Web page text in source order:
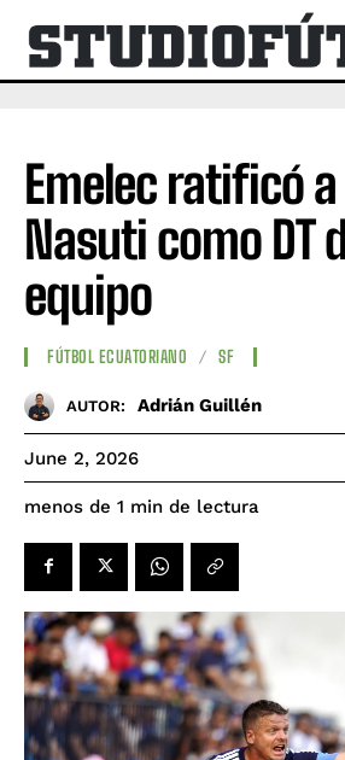
Emelec ratificó
Nasuti como DT
equipo
FÚTBOL ECUATORIANO SF
AUTOR: Adrián Guillén
June 2, 2026
menos de 1 min de lectura